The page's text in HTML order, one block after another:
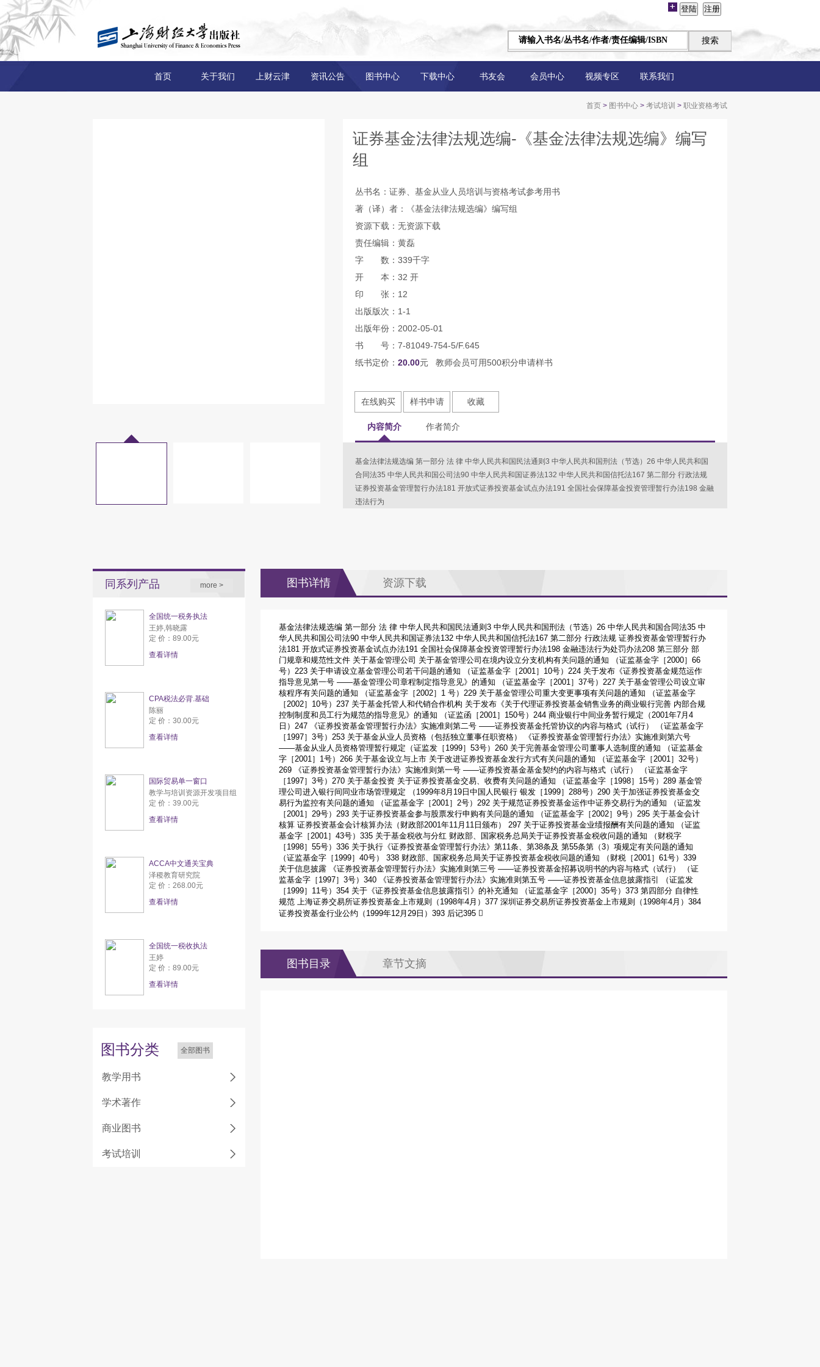
首页 关于我们 上财云津 资讯公告 图书中心 下载中心 书友会 会员中心 视频专区 联系我们
首页 > 图书中心 > 考试培训 > 职业资格考试
证券基金法律法规选编-《基金法律法规选编》编写
组
丛书名：证券、基金从业人员培训与资格考试参考用书
著（译）者：《基金法律法规选编》编写组
资源下载：无资源下载
责任编辑：黄磊
字 数：339千字
开 本：32 开
印 张：12
出版版次：1-1
出版年份：2002-05-01
书 号：7-81049-754-5/F.645
纸书定价： 20.00元 教师会员可用500积分申请样书
在线购买 样书申请 收藏
内容简介 作者简介
基金法律法规选编 第一部分 法 律 中华人民共和国民法通则3 中华人民共和国刑法（节选）26 中华人民共和国
合同法35 中华人民共和国公司法90 中华人民共和国证券法132 中华人民共和国信托法167 第二部分 行政法规
证券投资基金管理暂行办法181 开放式证券投资基金试点办法191 全国社会保障基金投资管理暂行办法198 金融
违法行为
同系列产品 more >
全国统一税务执法
王婷,韩晓露
定 价：89.00元
查看详情
CPA税法必背.基础
陈丽
定 价：30.00元
查看详情
国际贸易单一窗口
教学与培训资源开发项目组
定 价：39.00元
查看详情
ACCA中文通关宝典
泽稷教育研究院
定 价：268.00元
查看详情
全国统一税收执法
王婷
定 价：89.00元
查看详情
图书分类 全部图书
教学用书
学术著作
商业图书
考试培训
图书详情 资源下载
基金法律法规选编 第一部分 法 律 中华人民共和国民法通则3 中华人民共和国刑法（节选）26 中华人民共和国合同法35 中
华人民共和国公司法90 中华人民共和国证券法132 中华人民共和国信托法167 第二部分 行政法规 证券投资基金管理暂行办
法181 开放式证券投资基金试点办法191 全国社会保障基金投资管理暂行办法198 金融违法行为处罚办法208 第三部分 部
门规章和规范性文件 关于基金管理公司 关于基金管理公司在境内设立分支机构有关问题的通知 （证监基金字［2000］66
号）223 关于申请设立基金管理公司若干问题的通知 （证监基金字［2001］10号）224 关于发布《证券投资基金规范运作
指导意见第一号 ——基金管理公司章程制定指导意见》的通知 （证监基金字［2001］37号）227 关于基金管理公司设立审
核程序有关问题的通知 （证监基金字［2002］1 号）229 关于基金管理公司重大变更事项有关问题的通知 （证监基金字
［2002］10号）237 关于基金托管人和代销合作机构 关于发布《关于代理证券投资基金销售业务的商业银行完善 内部合规
控制制度和员工行为规范的指导意见》的通知 （证监函［2001］150号）244 商业银行中间业务暂行规定（2001年7月4
日）247 《证券投资基金管理暂行办法》实施准则第二号 ——证券投资基金托管协议的内容与格式（试行） （证监基金字
［1997］3号）253 关于基金从业人员资格（包括独立董事任职资格） 《证券投资基金管理暂行办法》实施准则第六号
——基金从业人员资格管理暂行规定（证监发［1999］53号）260 关于完善基金管理公司董事人选制度的通知 （证监基金
字［2001］1号）266 关于基金设立与上市 关于改进证券投资基金发行方式有关问题的通知 （证监基金字［2001］32号）
269 《证券投资基金管理暂行办法》实施准则第一号 ——证券投资基金基金契约的内容与格式（试行） （证监基金字
［1997］3号）270 关于基金投资 关于证券投资基金交易、收费有关问题的通知 （证监基金字［1998］15号）289 基金管
理公司进入银行间同业市场管理规定 （1999年8月19日中国人民银行 银发［1999］288号）290 关于加强证券投资基金交
易行为监控有关问题的通知 （证监基金字［2001］2号）292 关于规范证券投资基金运作中证券交易行为的通知 （证监发
［2001］29号）293 关于证券投资基金参与股票发行申购有关问题的通知 （证监基金字［2002］9号）295 关于基金会计
核算 证券投资基金会计核算办法（财政部2001年11月11日颁布） 297 关于证券投资基金业绩报酬有关问题的通知 （证监
基金字［2001］43号）335 关于基金税收与分红 财政部、国家税务总局关于证券投资基金税收问题的通知 （财税字
［1998］55号）336 关于执行《证券投资基金管理暂行办法》第11条、第38条及 第55条第（3）项规定有关问题的通知
（证监基金字［1999］40号） 338 财政部、国家税务总局关于证券投资基金税收问题的通知 （财税［2001］61号）339
关于信息披露 《证券投资基金管理暂行办法》实施准则第三号 ——证券投资基金招募说明书的内容与格式（试行） （证
监基金字［1997］3号）340 《证券投资基金管理暂行办法》实施准则第五号 ——证券投资基金信息披露指引 （证监发
［1999］11号）354 关于《证券投资基金信息披露指引》的补充通知 （证监基金字［2000］35号）373 第四部分 自律性
规范 上海证券交易所证券投资基金上市规则（1998年4月）377 深圳证券交易所证券投资基金上市规则（1998年4月）384
证券投资基金行业公约（1999年12月29日）393 后记395 
图书目录 章节文摘